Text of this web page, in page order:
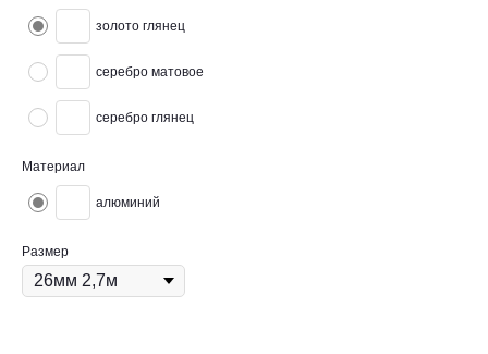
золото глянец
серебро матовое
серебро глянец
Материал
алюминий
Размер